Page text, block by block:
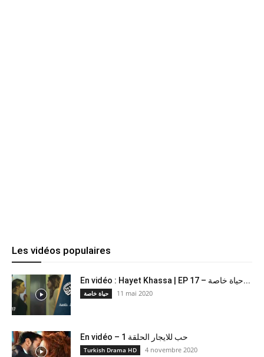
Les vidéos populaires
En vidéo : Hayet Khassa | EP 17 – حياة خاصة...
حياة خاصة 11 mai 2020
En vidéo – حب للايجار الحلقة 1
Turkish Drama HD 4 novembre 2020